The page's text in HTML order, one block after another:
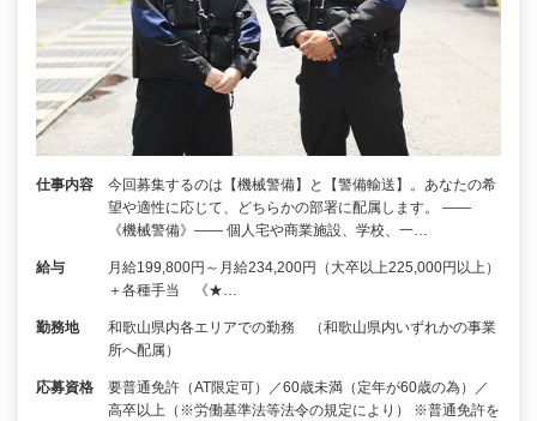
仕事内容
今回募集するのは【機械警備】と【警備輸送】。あなたの希
望や適性に応じて、どちらかの部署に配属します。 ――
《機械警備》―― 個人宅や商業施設、学校、一…
給与
月給199,800円～月給234,200円（大卒以上225,000円以上）
＋各種手当 《★…
勤務地
和歌山県内各エリアでの勤務 （和歌山県内いずれかの事業
所へ配属）
応募資格
要普通免許（AT限定可）／60歳未満（定年が60歳の為）／
高卒以上（※労働基準法等法令の規定により） ※普通免許を